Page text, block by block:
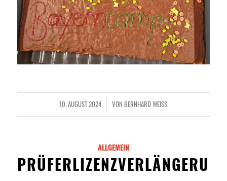
10. AUGUST 2024
/ VONBERNHARD WEISS
ALLGEMEIN